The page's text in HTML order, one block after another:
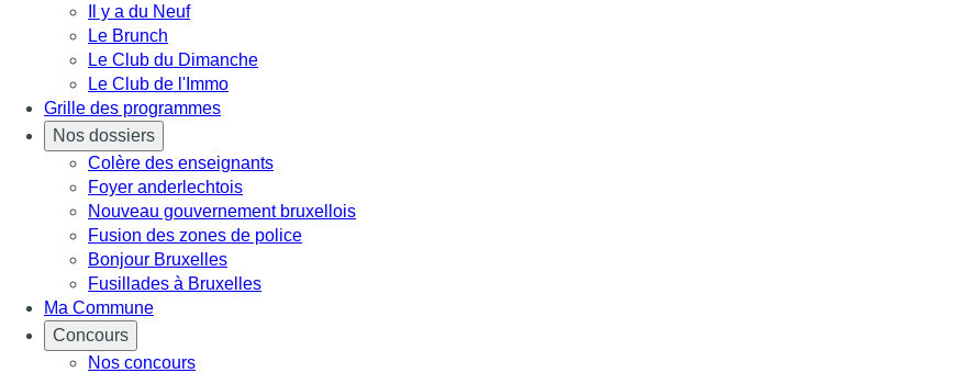
Il y a du Neuf
Le Brunch
Le Club du Dimanche
Le Club de l'Immo
Grille des programmes
Nos dossiers
Colère des enseignants
Foyer anderlechtois
Nouveau gouvernement bruxellois
Fusion des zones de police
Bonjour Bruxelles
Fusillades à Bruxelles
Ma Commune
Concours
Nos concours